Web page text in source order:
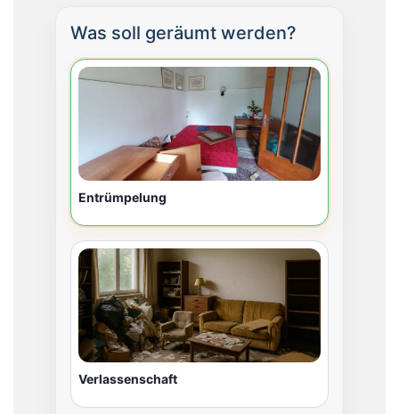
Was soll geräumt werden?
Entrümpelung
Verlassenschaft